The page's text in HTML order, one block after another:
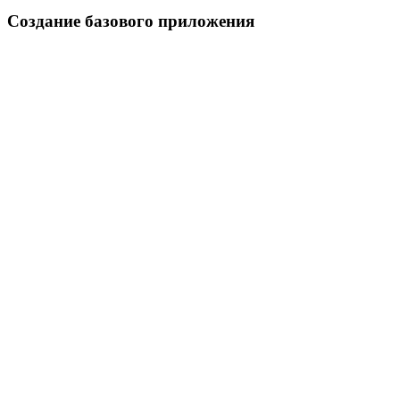
Создание базового приложения